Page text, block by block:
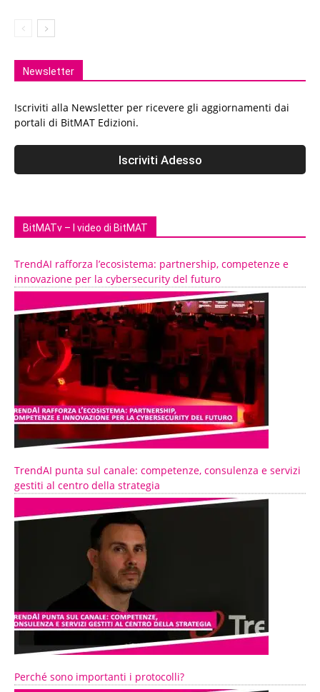
Newsletter
Iscriviti alla Newsletter per ricevere gli aggiornamenti dai
portali di BitMAT Edizioni.
BitMATv – I video di BitMAT
TrendAI rafforza l’ecosistema: partnership, competenze e
innovazione per la cybersecurity del futuro
TrendAI punta sul canale: competenze, consulenza e servizi
gestiti al centro della strategia
Perché sono importanti i protocolli?